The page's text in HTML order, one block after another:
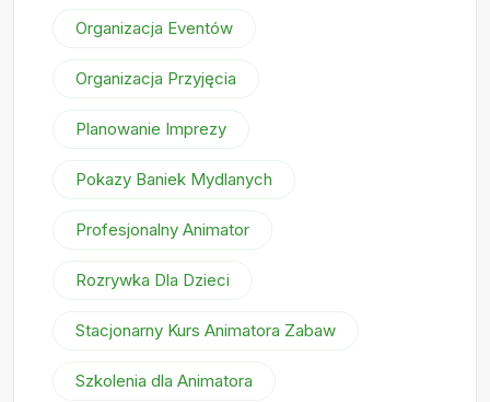
Organizacja Eventów
Organizacja Przyjęcia
Planowanie Imprezy
Pokazy Baniek Mydlanych
Profesjonalny Animator
Rozrywka Dla Dzieci
Stacjonarny Kurs Animatora Zabaw
Szkolenia dla Animatora